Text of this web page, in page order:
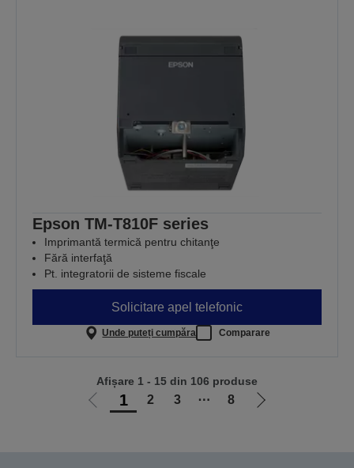
Epson TM-T810F series
Imprimantă termică pentru chitanţe
Fără interfaţă
Pt. integratorii de sisteme fiscale
Solicitare apel telefonic
Unde puteți cumpăra Comparare
Mergi
1 2 3 ⋯ 8
Mergi
Afișare 1 - 15 din 106 produse